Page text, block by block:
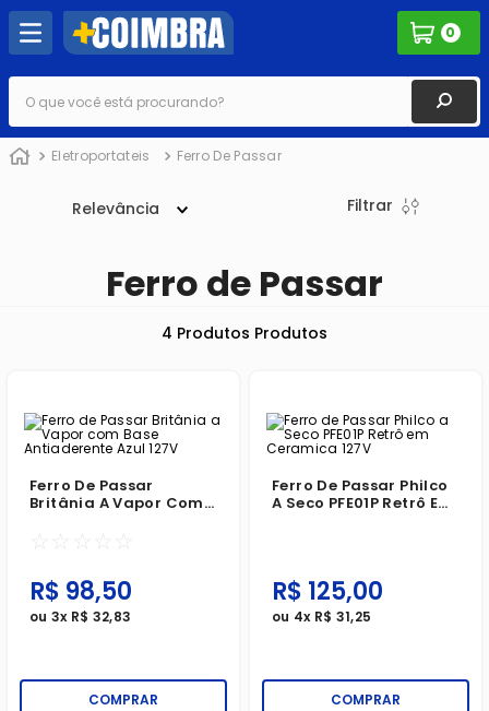
0
O que você está procurando?
Eletroportateis Ferro De Passar
Relevância Filtrar
Ferro de Passar
4 Produtos
Ferro De Passar
Britânia A Vapor Com
127V
☆ ☆ ☆ ☆ ☆
R$ 98,50
ou 3x R$ 32,83
COMPRAR
Ferro De Passar Philco
A Seco PFE01P Retrô Em
R$ 125,00
ou 4x R$ 31,25
COMPRAR